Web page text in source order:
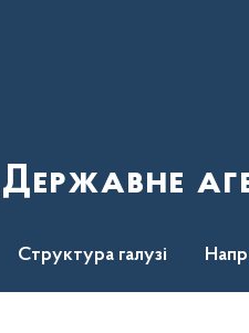
Державне
Структура галузі